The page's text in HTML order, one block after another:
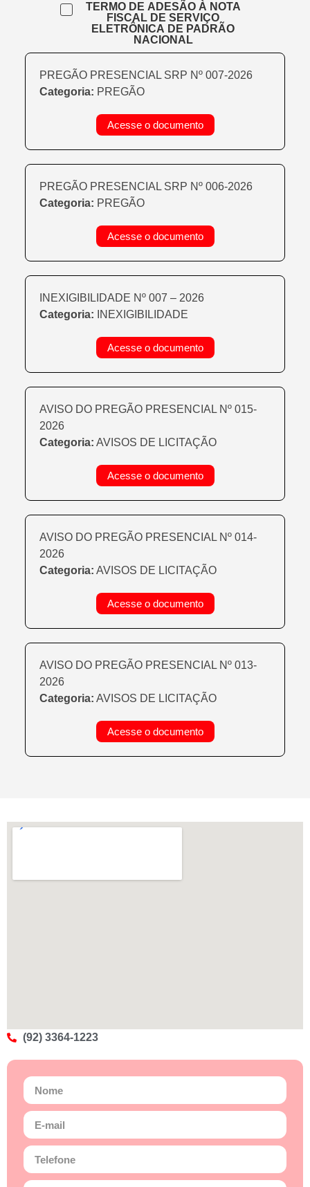
TERMO DE ADESÃO À NOTA
FISCAL DE SERVIÇO
ELETRÔNICA DE PADRÃO
NACIONAL
PREGÃO PRESENCIAL SRP Nº 007-2026
Categoria: PREGÃO
Acesse o documento
PREGÃO PRESENCIAL SRP Nº 006-2026
Categoria: PREGÃO
Acesse o documento
INEXIGIBILIDADE Nº 007 – 2026
Categoria: INEXIGIBILIDADE
Acesse o documento
AVISO DO PREGÃO PRESENCIAL Nº 015-
2026
Categoria: AVISOS DE LICITAÇÃO
Acesse o documento
AVISO DO PREGÃO PRESENCIAL Nº 014-
2026
Categoria: AVISOS DE LICITAÇÃO
Acesse o documento
AVISO DO PREGÃO PRESENCIAL Nº 013-
2026
Categoria: AVISOS DE LICITAÇÃO
Acesse o documento
(92) 3364-1223